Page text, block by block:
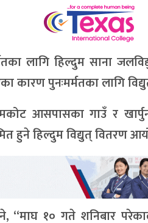
लागि हिल्दुम साना
कारण पुनःमर्मतका लागि
आसपासका गाउँ र
हुने हिल्दुम विद्युत् वितरण
“माघ १० गते शनिबार